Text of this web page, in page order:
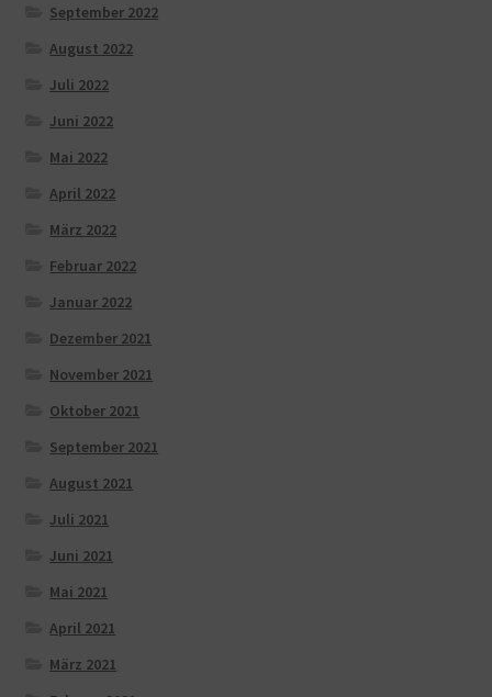
September 2022
August 2022
Juli 2022
Juni 2022
Mai 2022
April 2022
März 2022
Februar 2022
Januar 2022
Dezember 2021
November 2021
Oktober 2021
September 2021
August 2021
Juli 2021
Juni 2021
Mai 2021
April 2021
März 2021